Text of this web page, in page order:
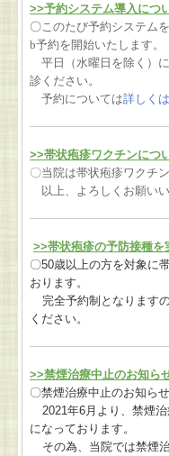
>>予約システム導入につ
〇このたび予約システム
b予約を開始いたします。
平日（水曜日を除く）
診ください。
予約については詳しく
>>帯状疱疹ワクチンにつ
〇当院は帯状疱疹ワクチ
以上、よろしくお願いい
>>帯状疱疹の予防接種を
〇50歳以上の方を対象に
おります。
完全予約制となります
ください。
>>禁煙治療中止のお知ら
〇禁煙治療中止のお知らせ
2021年6月より、禁煙
になっております。
その為、当院では禁煙